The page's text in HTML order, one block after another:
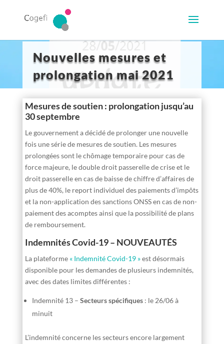
Nouvelles mesures et
prolongation mai 2021
Mesures de soutien : prolongation jusqu’au
30 septembre
Le gouvernement a décidé de prolonger une nouvelle
fois une série de mesures de soutien. Les mesures
prolongées sont le chômage temporaire pour cas de
force majeure, le double droit passerelle de crise et le
droit passerelle en cas de baisse de chiffre d’affaires de
plus de 40%, le report individuel des paiements d’impôts
et la non-application des sanctions ONSS en cas de non-
paiement des acomptes ainsi que la possibilité de plans
de remboursement.
Indemnités Covid-19 – NOUVEAUTÉS
La plateforme « Indemnité Covid-19 »est désormais
disponible pour les demandes de plusieurs indemnités,
avec des dates limites différentes :
Indemnité 13 – Secteurs spécifiques: le 26/06 à
minuit
L’indemnité concerne les secteurs encore largement